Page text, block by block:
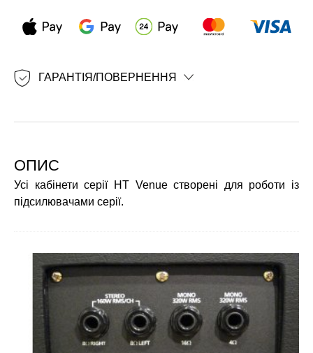
ГАРАНТІЯ/ПОВЕРНЕННЯ
ОПИС
Усі кабінети серії HT Venue створені для роботи із
підсилювачами серії.